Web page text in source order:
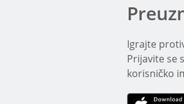
Igrajte
Prijavite se
korisničko